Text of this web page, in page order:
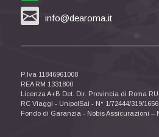
info@dearoma.it
P.Iva 11846961008
REA RM 1331800
Licenza A+B Det. Dir. Provincia di Roma
RC Viaggi - UnipolSai - N° 1/72444/319/
Fondo di Garanzia - Nobis Assicurazioni –